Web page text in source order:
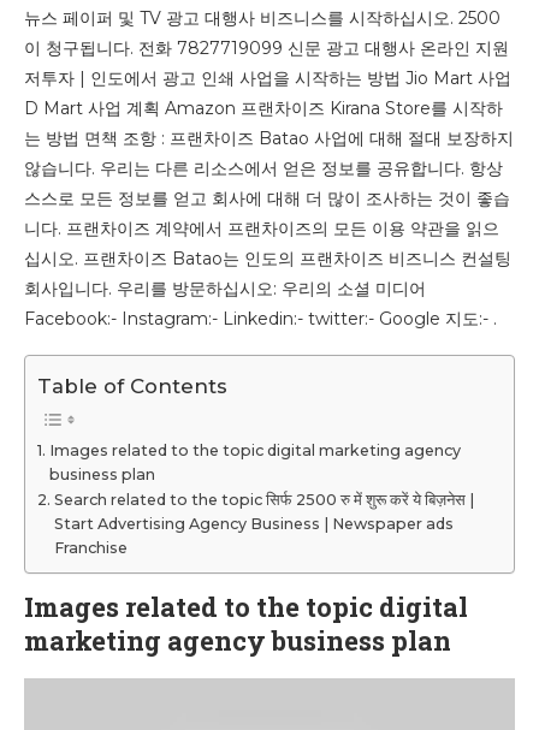
뉴스 페이퍼 및 TV 광고 대행사 비즈니스를 시작하십시오. 2500
이 청구됩니다. 전화 7827719099 신문 광고 대행사 온라인 지원
저투자 | 인도에서 광고 인쇄 사업을 시작하는 방법 Jio Mart 사업
D Mart 사업 계획 Amazon 프랜차이즈 Kirana Store를 시작하
는 방법 면책 조항 : 프랜차이즈 Batao 사업에 대해 절대 보장하지
않습니다. 우리는 다른 리소스에서 얻은 정보를 공유합니다. 항상
스스로 모든 정보를 얻고 회사에 대해 더 많이 조사하는 것이 좋습
니다. 프랜차이즈 계약에서 프랜차이즈의 모든 이용 약관을 읽으
십시오. 프랜차이즈 Batao는 인도의 프랜차이즈 비즈니스 컨설팅
회사입니다. 우리를 방문하십시오: 우리의 소셜 미디어
Facebook:- Instagram:- Linkedin:- twitter:- Google 지도:- .
Table of Contents
Images related to the topic digital marketing agency
business plan
Search related to the topic सिर्फ 2500 रु में शुरू करें ये बिज़नेस |
Start Advertising Agency Business | Newspaper ads
Franchise
Images related to the topic digital
marketing agency business plan